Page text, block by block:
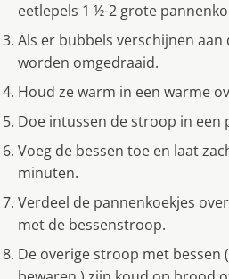
eetlepels 1 ½-2 grote
Als er bubbels verschijnen
worden omgedraaid.
Houd ze warm in een warme
Doe intussen de stroop in een
Voeg de bessen toe en laat
minuten.
Verdeel de pannenkoekjes
met de bessenstroop.
De overige stroop met bessen